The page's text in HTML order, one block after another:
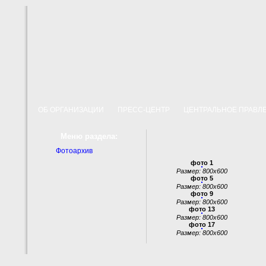
Фотоархив
фото 1
Размер: 800x600
фото 5
Размер: 800x600
фото 9
Размер: 800x600
фото 13
Размер: 800x600
фото 17
Размер: 800x600